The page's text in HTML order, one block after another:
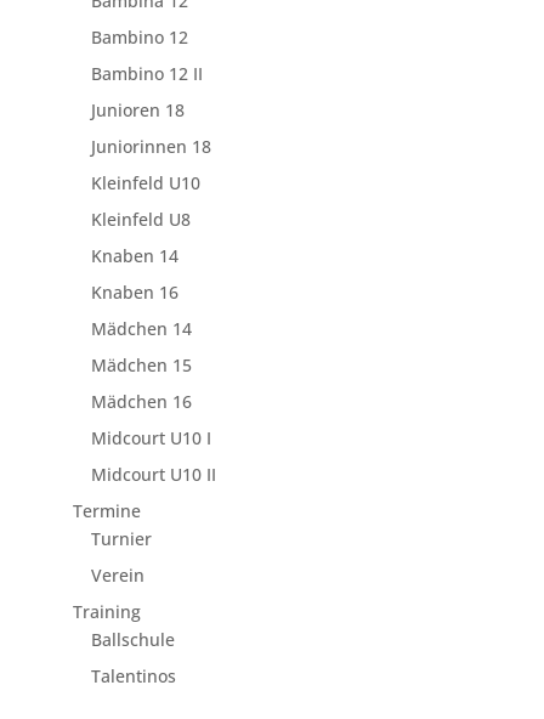
Bambino 12
Bambino 12 II
Junioren 18
Juniorinnen 18
Kleinfeld U10
Kleinfeld U8
Knaben 14
Knaben 16
Mädchen 14
Mädchen 15
Mädchen 16
Midcourt U10 I
Midcourt U10 II
Termine
Turnier
Verein
Training
Ballschule
Talentinos